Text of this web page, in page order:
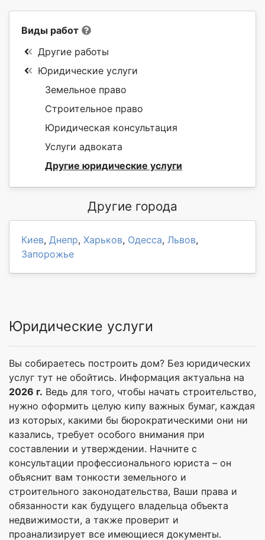
Виды работ
Другие работы
Юридические услуги
Земельное право
Строительное право
Юридическая консультация
Услуги адвоката
Другие юридические услуги
Другие города
Киев, Днепр, Харьков, Одесса, Львов,
Запорожье
Юридические услуги
Вы собираетесь построить дом? Без юридических
услуг тут не обойтись. Информация актуальна на
2026 г. Ведь для того, чтобы начать строительство,
нужно оформить целую кипу важных бумаг, каждая
из которых, какими бы бюрократическими они ни
казались, требует особого внимания при
составлении и утверждении. Начните с
консультации профессионального юриста – он
объяснит вам тонкости земельного и
строительного законодательства, Ваши права и
обязанности как будущего владельца объекта
недвижимости, а также проверит и
проанализирует все имеющиеся документы.